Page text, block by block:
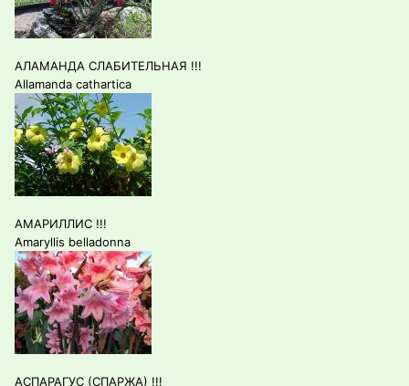
АЛАМАНДА СЛАБИТЕЛЬНАЯ !!!
Allamanda cathartica
АМАРИЛЛИС !!!
Amaryllis belladonna
АСПАРАГУС (СПАРЖА) !!!